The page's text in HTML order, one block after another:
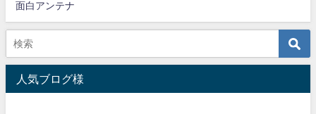
面白アンテナ
人気ブログ様